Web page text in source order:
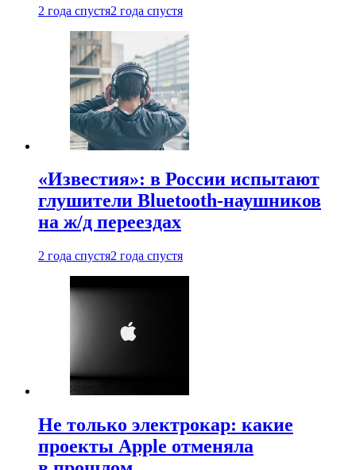
2 года спустя2 года спустя
«Известия»: в России испытают
глушители Bluetooth-наушников
на ж/д переездах
2 года спустя2 года спустя
Не только электрокар: какие
проекты Apple отменяла